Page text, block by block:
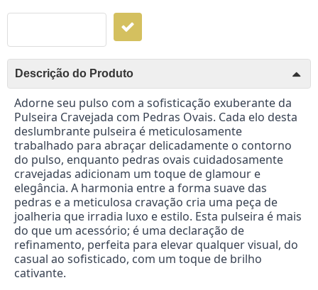
Descrição do Produto
Adorne seu pulso com a sofisticação exuberante da
Pulseira Cravejada com Pedras Ovais. Cada elo desta
deslumbrante pulseira é meticulosamente
trabalhado para abraçar delicadamente o contorno
do pulso, enquanto pedras ovais cuidadosamente
cravejadas adicionam um toque de glamour e
elegância. A harmonia entre a forma suave das
pedras e a meticulosa cravação cria uma peça de
joalheria que irradia luxo e estilo. Esta pulseira é mais
do que um acessório; é uma declaração de
refinamento, perfeita para elevar qualquer visual, do
casual ao sofisticado, com um toque de brilho
cativante.